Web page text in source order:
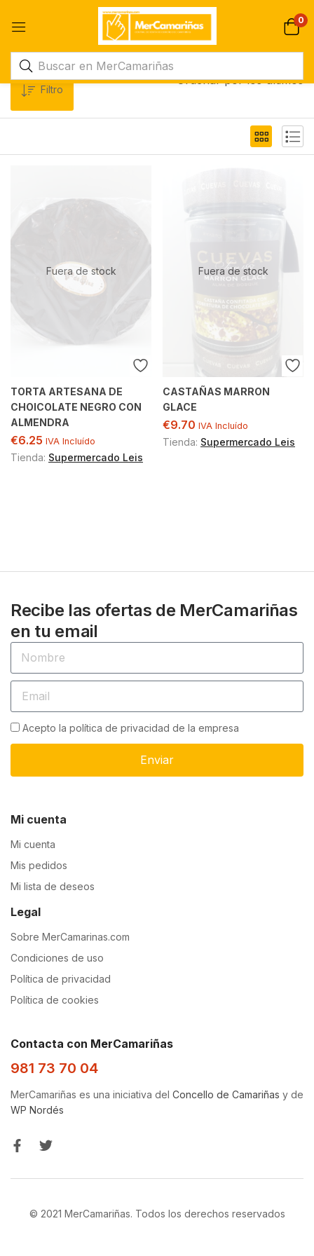
0
Filtro
Ordenar por los últimos
Fuera de stock
TORTA ARTESANA DE
CHOICOLATE NEGRO CON
ALMENDRA
€6.25 IVA Incluído
Tienda: Supermercado Leis
Fuera de stock
CASTAÑAS MARRON
GLACE
€9.70 IVA Incluído
Tienda: Supermercado Leis
Recibe las ofertas de MerCamariñas
en tu email
Acepto la política de privacidad de la empresa
Enviar
Mi cuenta
Mi cuenta
Mis pedidos
Mi lista de deseos
Legal
Sobre MerCamarinas.com
Condiciones de uso
Política de privacidad
Política de cookies
Contacta con MerCamariñas
981 73 70 04
MerCamariñas es una iniciativa del Concello de Camariñas y de
WP Nordés
© 2021 MerCamariñas. Todos los derechos reservados